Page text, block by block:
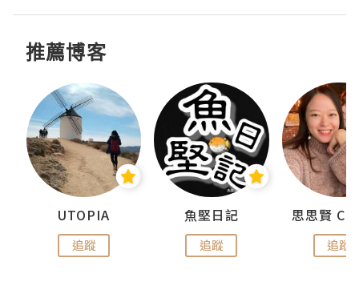
推薦博客
UTOPIA
追蹤
魚堅日記
追蹤 追蹤